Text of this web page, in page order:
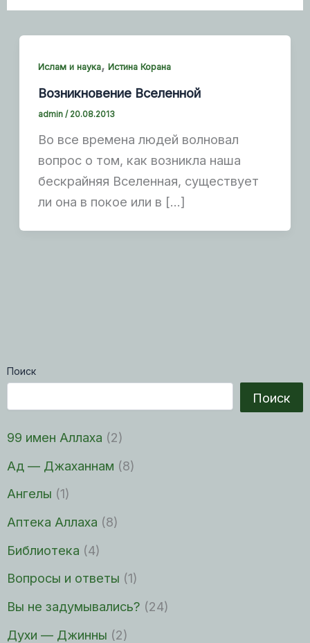
Поиск
Поиск
99 имен Аллаха (2)
Ад — Джаханнам (8)
Ангелы (1)
Аптека Аллаха (8)
Библиотека (4)
Вопросы и ответы (1)
Вы не задумывались? (24)
Духи — Джинны (2)
Ислам и наука,Истина Корана
Возникновение Вселенной
admin/ 20.08.2013
Во все времена людей волновал
вопрос о том, как возникла наша
бескрайняя Вселенная, существует
ли она в покое или в […]